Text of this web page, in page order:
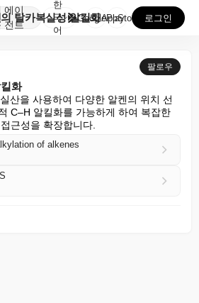
에이
전트
탈카복실성 알킬화
한
국
어
GooglePlay
AppStore 로그인
팔로우
화
산을 사용하여 다양한 알켄의 위치 선
C–H 알킬화를 가능하게 하여 복잡한
근성을 확장합니다.
of alkenes